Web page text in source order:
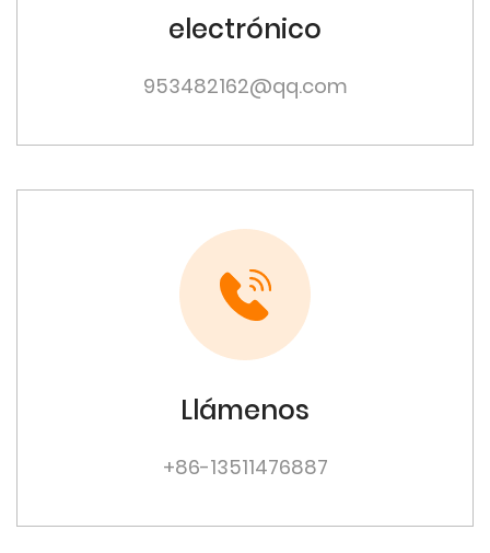
electrónico
953482162@qq.com
Llámenos
+86-13511476887